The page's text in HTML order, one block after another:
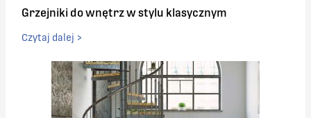
Grzejniki do wnętrz w stylu klasycznym
Czytaj dalej >